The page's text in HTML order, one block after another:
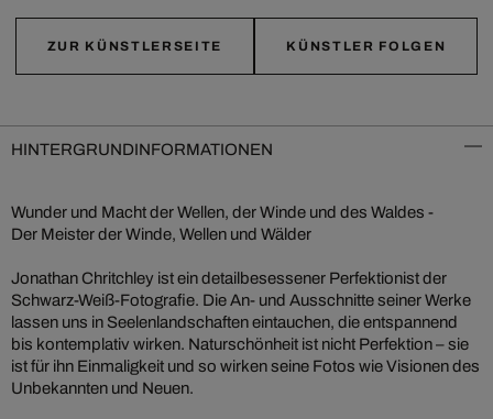
ZUR KÜNSTLERSEITE KÜNSTLER FOLGEN
HINTERGRUNDINFORMATIONEN
Wunder und Macht der Wellen, der Winde und des Waldes -
Der Meister der Winde, Wellen und Wälder
Jonathan Chritchley ist ein detailbesessener Perfektionist der
Schwarz-Weiß-Fotografie. Die An- und Ausschnitte seiner Werke
lassen uns in Seelenlandschaften eintauchen, die entspannend
bis kontemplativ wirken. Naturschönheit ist nicht Perfektion – sie
ist für ihn Einmaligkeit und so wirken seine Fotos wie Visionen des
Unbekannten und Neuen.